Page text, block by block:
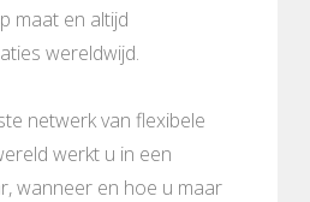
maat en altijd
wereldwijd.
netwerk van flexibele
werkt u in een
wanneer en hoe u maar